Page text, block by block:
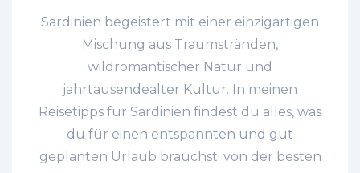
Sardinien begeistert mit einer einzigartigen
Mischung aus Traumstränden,
wildromantischer Natur und
jahrtausendealter Kultur. In meinen
Reisetipps für Sardinien findest du alles, was
du für einen entspannten und gut
geplanten Urlaub brauchst: von der besten